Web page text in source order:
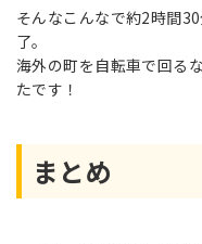
そんなこんなで約2時間
了。
海外の町を自転車で回る
たです！
まとめ